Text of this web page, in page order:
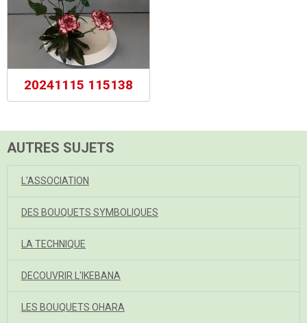
20241115 115138
AUTRES SUJETS
L'ASSOCIATION
DES BOUQUETS SYMBOLIQUES
LA TECHNIQUE
DECOUVRIR L'IKEBANA
LES BOUQUETS OHARA